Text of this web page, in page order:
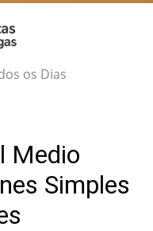
os Dias
Medio
Simples